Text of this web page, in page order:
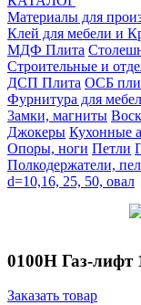
Материалы для
Клей для мебели и
МДФ Плита
Строительные и
ДСП Плита ОСБ
Фурнитура для
3амки, магниты
Джокеры Кухонные
Опоры, ноги Петли
Полкодержатели,
d=10,16, 25, 50, овал
0100Н Газ-лифт
Заказать товар